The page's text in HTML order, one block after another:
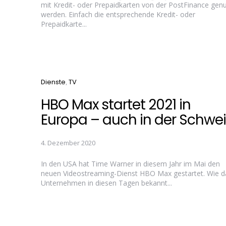
mit Kredit- oder Prepaidkarten von der PostFinance
werden. Einfach die entsprechende Kredit- oder
Prepaidkarte...
Categories
Dienste TV
HBO Max startet 2021 in
Europa – auch in der
4. Dezember 2020
In den USA hat Time Warner in diesem Jahr im Mai den
neuen Videostreaming-Dienst HBO Max gestartet. Wie
Unternehmen in diesen Tagen bekannt...